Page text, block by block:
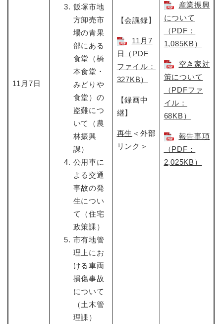
11月7日
飯塚市地
方卸売市
場の青果
部にある
食堂（橋
本食堂・
みどりや
食堂）の
盗難につ
いて（農
林振興
課）
公用車に
よる交通
事故の発
生につい
て（住宅
政策課）
市有地管
理上にお
ける車両
損傷事故
について
（土木管
理課）
【会議録】
11月7
日​（PDF
ファイル：
327KB）
【録画中
継】
再生 ＜外部
リンク＞
産業振興
について
（PDF：
1,085KB）
空き家対
策について
（PDFファ
イル：
68KB）
報告事項
（PDF：
2,025KB）